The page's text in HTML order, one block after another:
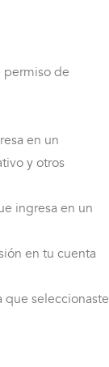
permiso de
en un
y otros
ingresa en un
en tu cuenta
que seleccionaste